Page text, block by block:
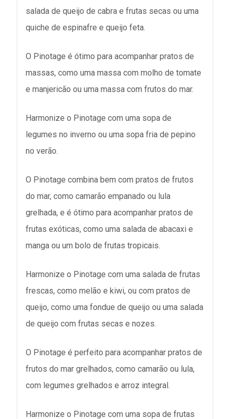
salada de queijo de cabra e frutas secas ou uma
quiche de espinafre e queijo feta.
O Pinotage é ótimo para acompanhar pratos de
massas, como uma massa com molho de tomate
e manjericão ou uma massa com frutos do mar.
Harmonize o Pinotage com uma sopa de
legumes no inverno ou uma sopa fria de pepino
no verão.
O Pinotage combina bem com pratos de frutos
do mar, como camarão empanado ou lula
grelhada, e é ótimo para acompanhar pratos de
frutas exóticas, como uma salada de abacaxi e
manga ou um bolo de frutas tropicais.
Harmonize o Pinotage com uma salada de frutas
frescas, como melão e kiwi, ou com pratos de
queijo, como uma fondue de queijo ou uma salada
de queijo com frutas secas e nozes.
O Pinotage é perfeito para acompanhar pratos de
frutos do mar grelhados, como camarão ou lula,
com legumes grelhados e arroz integral.
Harmonize o Pinotage com uma sopa de frutas